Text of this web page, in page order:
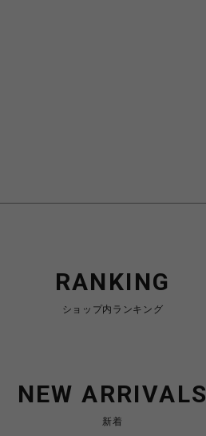
RANKING
ショップ内ランキング
NEW ARRIVALS
新着